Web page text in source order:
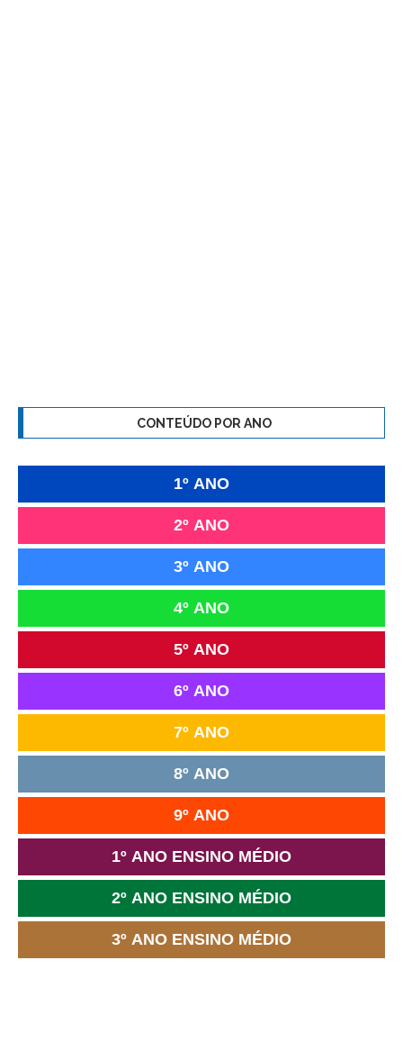
CONTEÚDO POR ANO
1º ANO
2º ANO
3º ANO
4º ANO
5º ANO
6º ANO
7º ANO
8º ANO
9º ANO
1º ANO ENSINO MÉDIO
2º ANO ENSINO MÉDIO
3º ANO ENSINO MÉDIO